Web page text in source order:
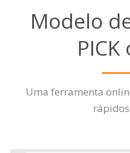
Modelo
Uma ferramenta